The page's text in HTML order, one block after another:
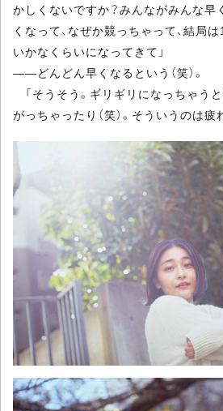
かしくないですか？みんながみんな早
くなって、なぜか競っちゃって、結局
いかなくらいになってきて」
――どんどん早くなるという（笑）。
「そうそう。ギリギリになっちゃう
がっちゃったり（笑）。そういうのは疲